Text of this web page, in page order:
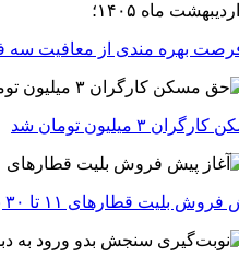
ماه ۱۴۰۵؛
بهره مندی از معافیت سه
۳ میلیون تومان شد
بلیت‌ قطارهای ۱۱ تا ۳۰ بهمن